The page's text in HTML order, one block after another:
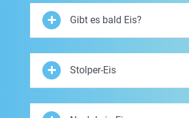
Gibt es bald Eis?
Stolper-Eis